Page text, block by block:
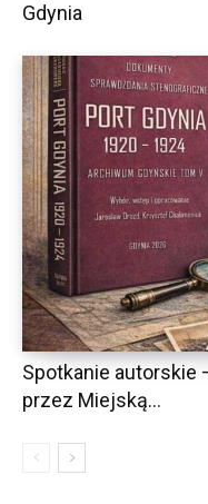
Gdynia
Spotkanie autorskie
przez Miejską...